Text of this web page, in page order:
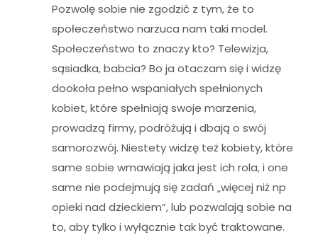
Pozwolę sobie nie zgodzić z tym, że to
społeczeństwo narzuca nam taki model.
Społeczeństwo to znaczy kto? Telewizja,
sąsiadka, babcia? Bo ja otaczam się i widzę
dookoła pełno wspaniałych spełnionych
kobiet, które spełniają swoje marzenia,
prowadzą firmy, podróżują i dbają o swój
samorozwój. Niestety widzę też kobiety, które
same sobie wmawiają jaka jest ich rola, i one
same nie podejmują się zadań „więcej niż np
opieki nad dzieckiem”, lub pozwalają sobie na
to, aby tylko i wyłącznie tak być traktowane.